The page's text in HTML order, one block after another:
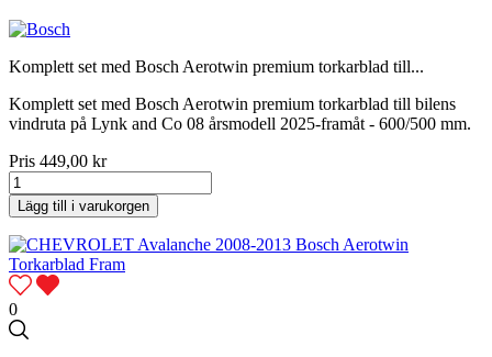
Komplett set med Bosch Aerotwin premium torkarblad till...
Komplett set med Bosch Aerotwin premium torkarblad till bilens
vindruta på Lynk and Co 08 årsmodell 2025-framåt - 600/500 mm.
Pris 449,00 kr
Lägg till i varukorgen
0